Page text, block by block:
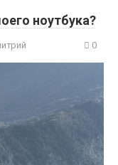
ноутбука?
0